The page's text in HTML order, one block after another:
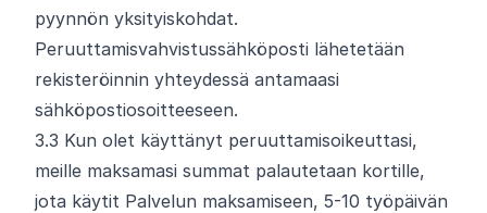
pyynnön yksityiskohdat.
Peruuttamisvahvistussähköposti lähetetään
rekisteröinnin yhteydessä antamaasi
sähköpostiosoitteeseen.
3.3 Kun olet käyttänyt peruuttamisoikeuttasi,
meille maksamasi summat palautetaan kortille,
jota käytit Palvelun maksamiseen, 5-10 työpäivän